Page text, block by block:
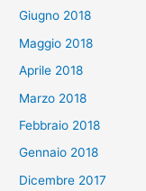
Giugno 2018
Maggio 2018
Aprile 2018
Marzo 2018
Febbraio 2018
Gennaio 2018
Dicembre 2017